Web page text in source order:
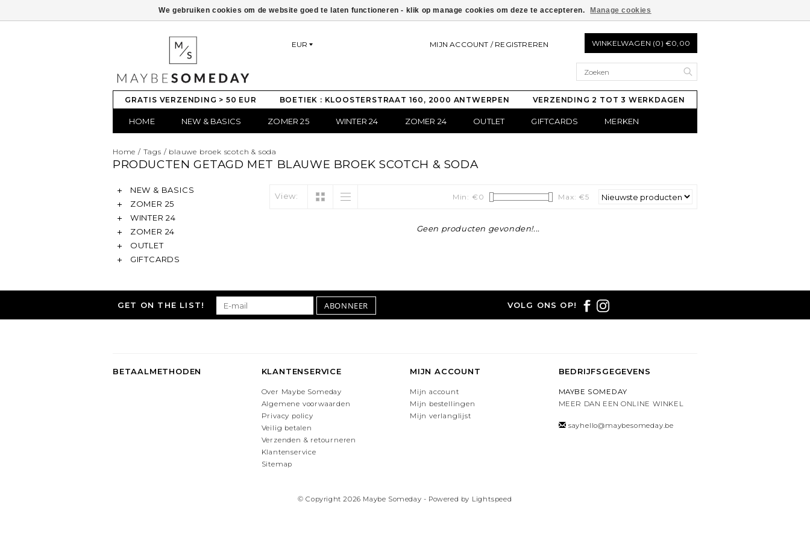
EUR MIJN ACCOUNT / REGISTREREN WINKELWAGEN (0) €0,00
GRATIS VERZENDING > 50 EUR BOETIEK : KLOOSTERSTRAAT 160, 2000 ANTWERPEN VERZENDING 2 TOT 3 WERKDAGEN
HOME NEW & BASICS ZOMER 25 WINTER 24 ZOMER 24 OUTLET GIFTCARDS MERKEN
Home / Tags / blauwe broek scotch & soda
PRODUCTEN GETAGD MET BLAUWE BROEK SCOTCH & SODA
NEW & BASICS
ZOMER 25
WINTER 24
ZOMER 24
OUTLET
GIFTCARDS
View: Min: € 0 Max: €5
Geen producten gevonden!...
We gebruiken cookies om de website goed te laten functioneren - klik op manage cookies om deze te accepteren. Manage cookies
GET ON THE LIST! ABONNEER VOLG ONS OP!
BETAALMETHODEN KLANTENSERVICE
Over Maybe Someday
Algemene voorwaarden
Privacy policy
Veilig betalen
Verzenden & retourneren
Klantenservice
Sitemap
MIJN ACCOUNT
Mijn account
Mijn bestellingen
Mijn verlanglijst
BEDRIJFSGEGEVENS
MAYBE SOMEDAY
MEER DAN EEN ONLINE WINKEL
sayhello@maybesomeday.be
© Copyright 2026 Maybe Someday - Powered by Lightspeed